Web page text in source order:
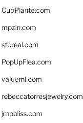
CupPlante.com
mpzin.com
stcreal.com
PopUpFlea.com
valueml.com
rebeccatorresjewelry.com
jmpbliss.com